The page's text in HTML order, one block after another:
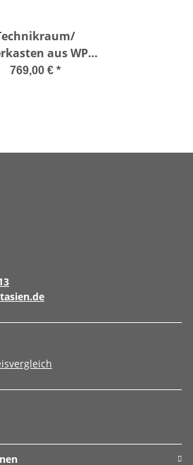
aus WPC
Pools
769,00 € *